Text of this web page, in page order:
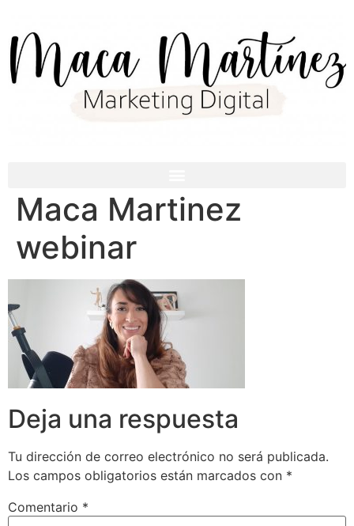
Maca Martinez
webinar
Deja una respuesta
Tu dirección de correo electrónico no será publicada.
Los campos obligatorios están marcados con *
Comentario *